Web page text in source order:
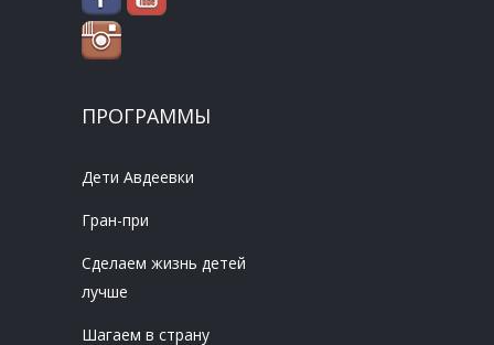
ПРОГРАММЫ
Дети Авдеевки
Гран-при
Сделаем жизнь детей
лучше
Шагаем в страну